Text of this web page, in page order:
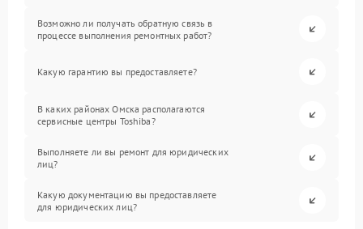
Возможно ли получать обратную связь в
процессе выполнения ремонтных работ?
Какую гарантию вы предоставляете?
В каких районах Омска располагаются
сервисные центры Toshiba?
Выполняете ли вы ремонт для юридических
лиц?
Какую документацию вы предоставляете
для юридических лиц?